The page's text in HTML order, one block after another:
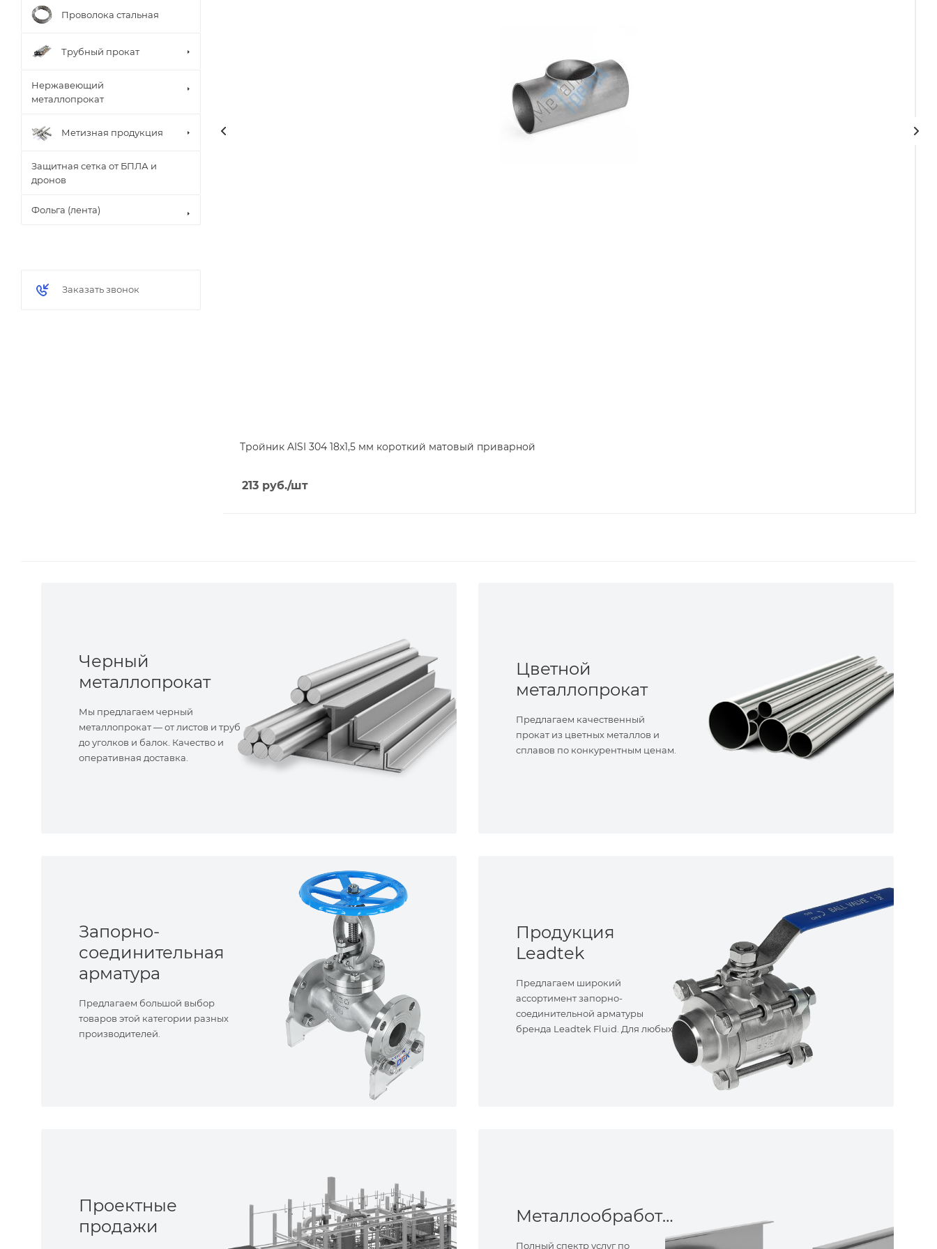
Тройник AISI 304 18x1,5 мм короткий матовый приварной
213 руб./шт
Проволока стальная
Трубный прокат
Нержавеющий
металлопрокат
Метизная продукция
Защитная сетка от БПЛА и
дронов
Фольга (лента)
Заказать звонок
Черный
металлопрокат
Мы предлагаем черный
металлопрокат — от листов и труб
до уголков и балок. Качество и
оперативная доставка.
Цветной
металлопрокат
Предлагаем качественный
прокат из цветных металлов и
сплавов по конкурентным ценам.
Запорно-
соединительная
арматура
Предлагаем большой выбор
товаров этой категории разных
производителей.
Продукция
Leadtek
Предлагаем широкий
ассортимент запорно-
соединительной арматуры
бренда Leadtek Fluid. Для любых
Проектные
продажи
Металлообработка
Полный спектр услуг по